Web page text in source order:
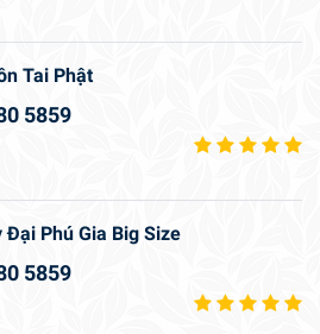
Tai Phật
5859
Đại Phú Gia Big Size
5859